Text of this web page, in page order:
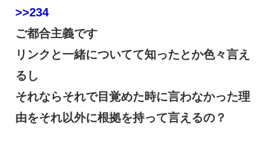
>>234
ご都合主義です
リンクと一緒についてて知ったとか色々言え
るし
それならそれで目覚めた時に言わなかった理
由をそれ以外に根拠を持って言えるの？